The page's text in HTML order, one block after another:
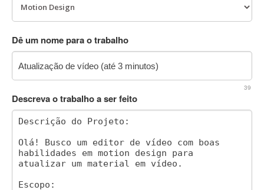
Dê um nome para o trabalho
39
Descreva o trabalho a ser feito